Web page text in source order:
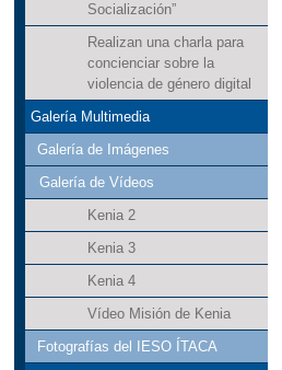
Socialización”
Realizan una charla para
concienciar sobre la
violencia de género digital
Galería Multimedia
Galería de Imágenes
Galería de Vídeos
Kenia 2
Kenia 3
Kenia 4
Vídeo Misión de Kenia
Fotografías del IESO ÍTACA